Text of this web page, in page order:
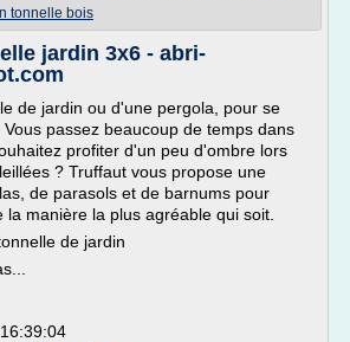
tonnelle bois
jardin 3x6 - abri-
de jardin ou d'une pergola, pour se
passez beaucoup de temps dans
profiter d'un peu d'ombre lors
? Truffaut vous propose une
de parasols et de barnums pour
la manière la plus agréable qui soit.
de jardin